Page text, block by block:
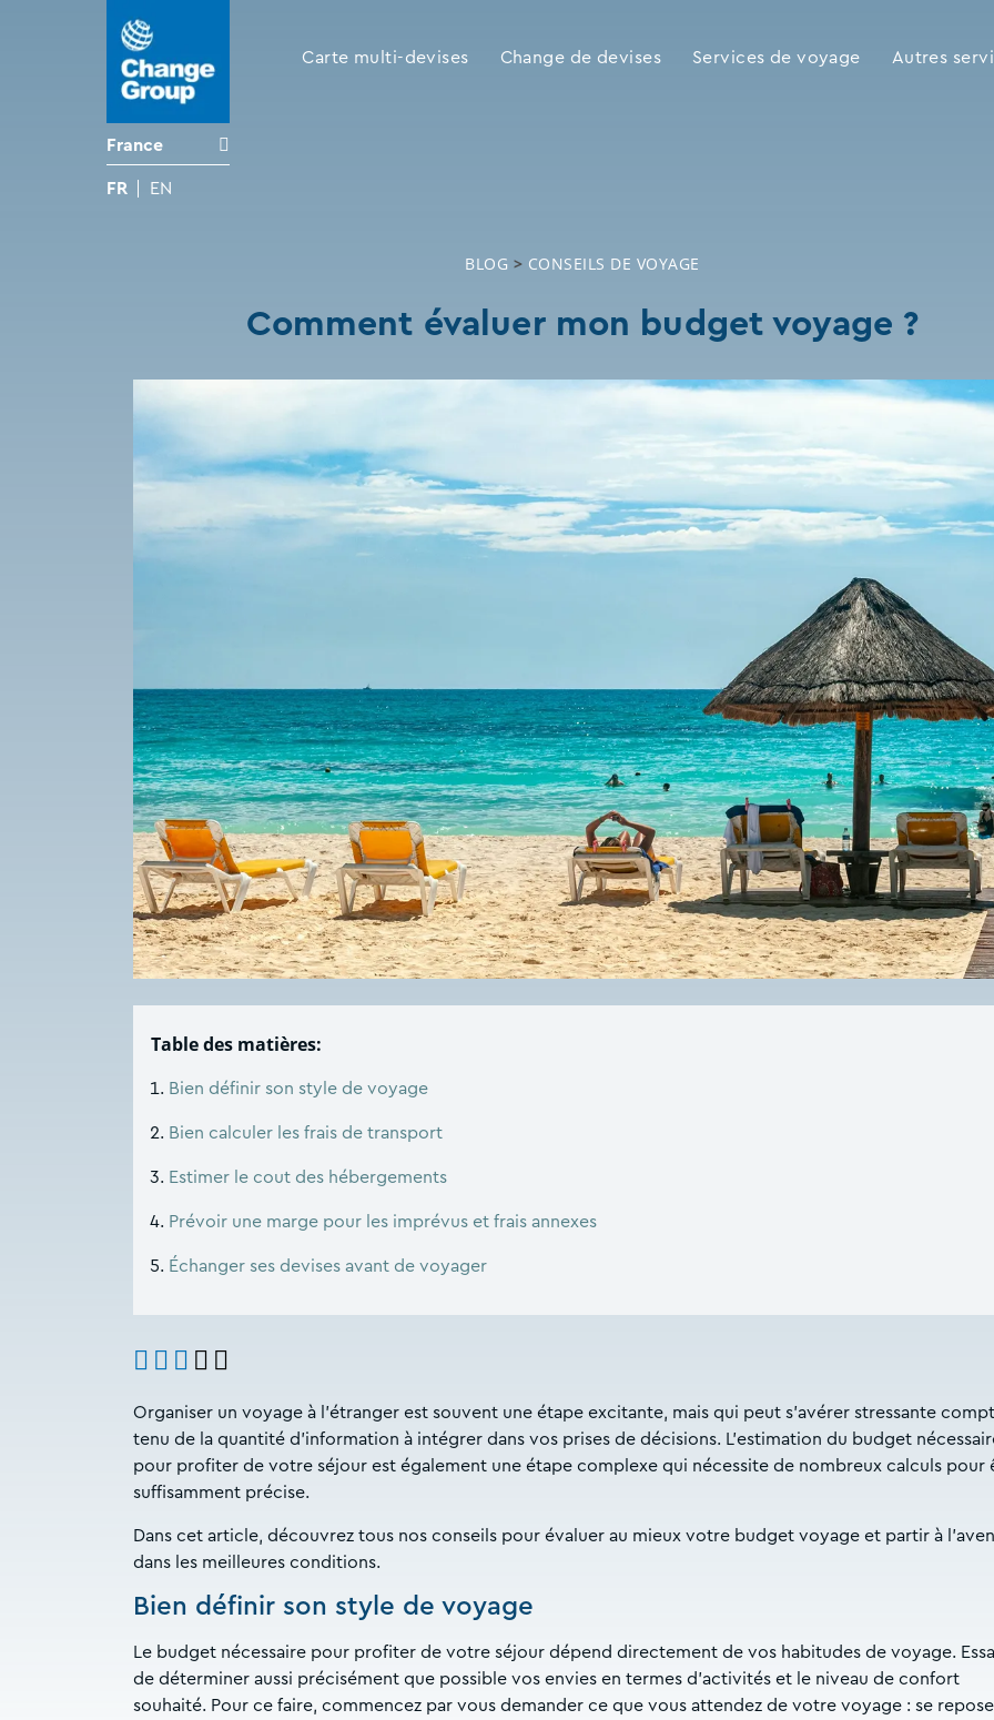
France
FR EN
Carte multi-devises Change de devises Services de voyage Autres
BLOG > CONSEILS DE VOYAGE
Comment évaluer mon budget voyage ?
Table des matières:
Bien définir son style de voyage
Bien calculer les frais de transport
Estimer le cout des hébergements
Prévoir une marge pour les imprévus et frais annexes
Échanger ses devises avant de voyager
Organiser un voyage à l’étranger est souvent une étape excitante, mais qui peut s’avérer stressante
tenu de la quantité d’information à intégrer dans vos prises de décisions. L’estimation du budget
pour profiter de votre séjour est également une étape complexe qui nécessite de nombreux calculs pour
suffisamment précise.
Dans cet article, découvrez tous nos conseils pour évaluer au mieux votre budget voyage et partir à
dans les meilleures conditions.
Bien définir son style de voyage
Le budget nécessaire pour profiter de votre séjour dépend directement de vos habitudes de voyage.
de déterminer aussi précisément que possible vos envies en termes d’activités et le niveau de confort
souhaité. Pour ce faire, commencez par vous demander ce que vous attendez de votre voyage : se